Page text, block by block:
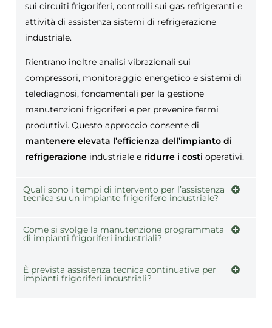
sui circuiti frigoriferi, controlli sui gas refrigeranti e
attività di assistenza sistemi di refrigerazione
industriale.
Rientrano inoltre analisi vibrazionali sui
compressori, monitoraggio energetico e sistemi di
telediagnosi, fondamentali per la gestione
manutenzioni frigoriferi e per prevenire fermi
produttivi. Questo approccio consente di
mantenere elevata l’efficienza dell’impianto di
refrigerazione industriale e ridurre i costi operativi.
Quali sono i tempi di intervento per l’assistenza
tecnica su un impianto frigorifero industriale?
Come si svolge la manutenzione programmata
di impianti frigoriferi industriali?
È prevista assistenza tecnica continuativa per
impianti frigoriferi industriali?